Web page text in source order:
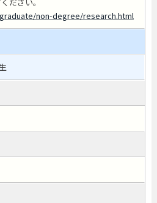
non-degree/research.html